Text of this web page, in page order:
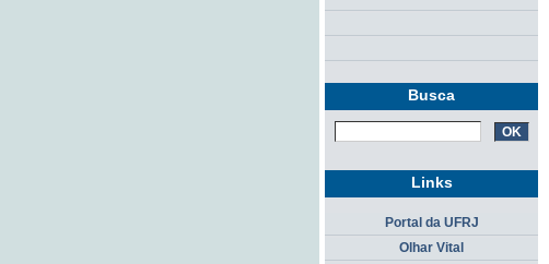
Busca
Links
Portal da UFRJ
Olhar Vital